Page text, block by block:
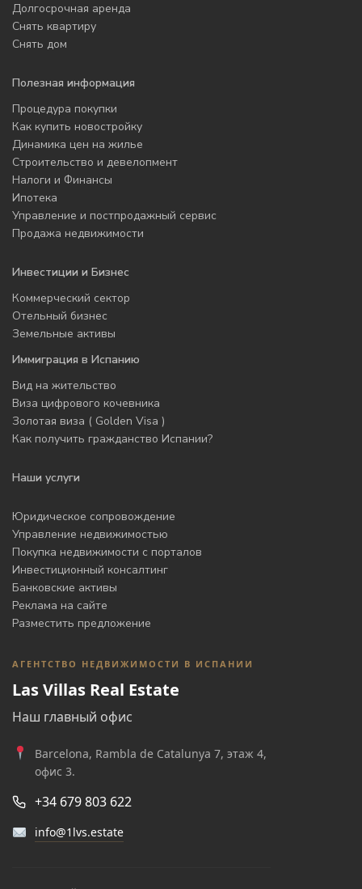
Долгосрочная аренда
Снять квартиру
Снять дом
Полезная информация
Процедура покупки
Как купить новостройку
Динамика цен на жилье
Строительство и девелопмент
Налоги и Финансы
Ипотека
Управление и постпродажный сервис
Продажа недвижимости
Инвестиции и Бизнес
Коммерческий сектор
Отельный бизнес
Земельные активы
Иммиграция в Испанию
Вид на жительство
Виза цифрового кочевника
Золотая виза ( Golden Visa )
Как получить гражданство Испании?
Наши услуги
Юридическое сопровождение
Управление недвижимостью
Покупка недвижимости с порталов
Инвестиционный консалтинг
Банковские активы
Реклама на сайте
Разместить предложение
АГЕНТСТВО НЕДВИЖИМОСТИ В ИСПАНИИ
Las Villas Real Estate
Наш главный офис
Barcelona, Rambla de Catalunya 7, этаж 4,
офис 3.
+34 679 803 622
info@1lvs.estate